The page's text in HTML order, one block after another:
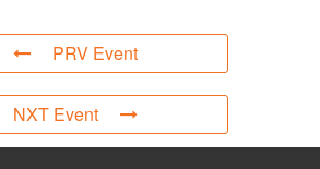
PRV Event
NXT Event